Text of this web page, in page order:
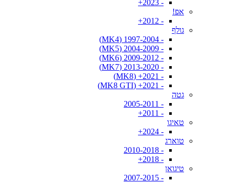
- 2023+
אפ!
- 2012+
גולף
- 1997-2004 (MK4)
- 2004-2009 (MK5)
- 2009-2012 (MK6)
- 2013-2020 (MK7)
- 2021+ (MK8)
- 2021+ (MK8 GTI)
גטה
- 2005-2011
- 2011+
טאיגו
- 2024+
טוארג
- 2010-2018
- 2018+
טיגואן
- 2007-2015